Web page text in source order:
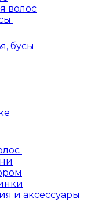
волос
бусы
и аксессуары